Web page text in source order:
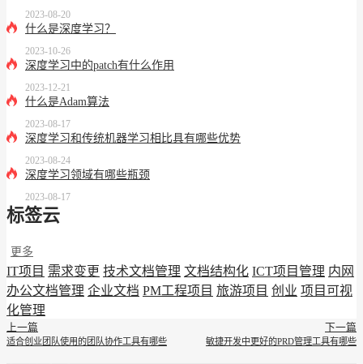
2023-08-20
什么是深度学习？
2023-10-26
深度学习中的patch有什么作用
2023-12-21
什么是Adam算法
2023-08-17
深度学习和传统机器学习相比具有哪些优势
2023-08-24
深度学习领域有哪些瓶颈
2023-08-17
标签云
更多
IT项目 需求变更 技术文档管理 文档结构化 ICT项目管理 内网
办公文档管理 企业文档 PM工程项目 旅游项目 创业 项目可视
化管理
上一篇
适合创业团队使用的团队协作工具有哪些
下一篇
敏捷开发中更好的PRD管理工具有哪些